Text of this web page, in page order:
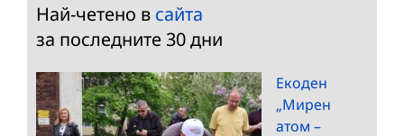
Най-четено в сайта
за последните 30 дни
Екоден
„Мирен
атом –